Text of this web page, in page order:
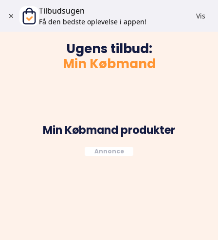
Ugens tilbud:
Min Købmand
Min Købmand produkter
Annonce
Tilbudsugen
Få den bedste oplevelse i appen!
Vis